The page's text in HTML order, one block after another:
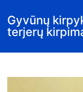
Gyvūnų
terjerų